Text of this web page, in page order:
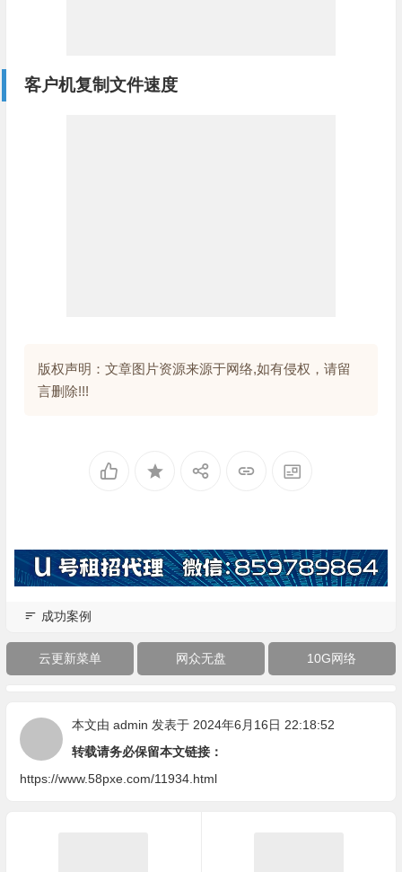
客户机复制文件速度
版权声明：文章图片资源来源于网络,如有侵权，请留
言删除!!!
成功案例
云更新菜单 网众无盘 10G网络
本文由 admin 发表于 2024年6月16日 22:18:52
转载请务必保留本文链接：
https://www.58pxe.com/11934.html